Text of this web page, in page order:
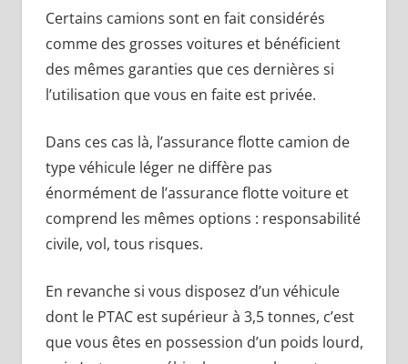
Certains camions sont en fait considérés
comme des grosses voitures et bénéficient
des mêmes garanties que ces dernières si
l’utilisation que vous en faite est privée.
Dans ces cas là, l’assurance flotte camion de
type véhicule léger ne diffère pas
énormément de l’assurance flotte voiture et
comprend les mêmes options : responsabilité
civile, vol, tous risques.
En revanche si vous disposez d’un véhicule
dont le PTAC est supérieur à 3,5 tonnes, c’est
que vous êtes en possession d’un poids lourd,